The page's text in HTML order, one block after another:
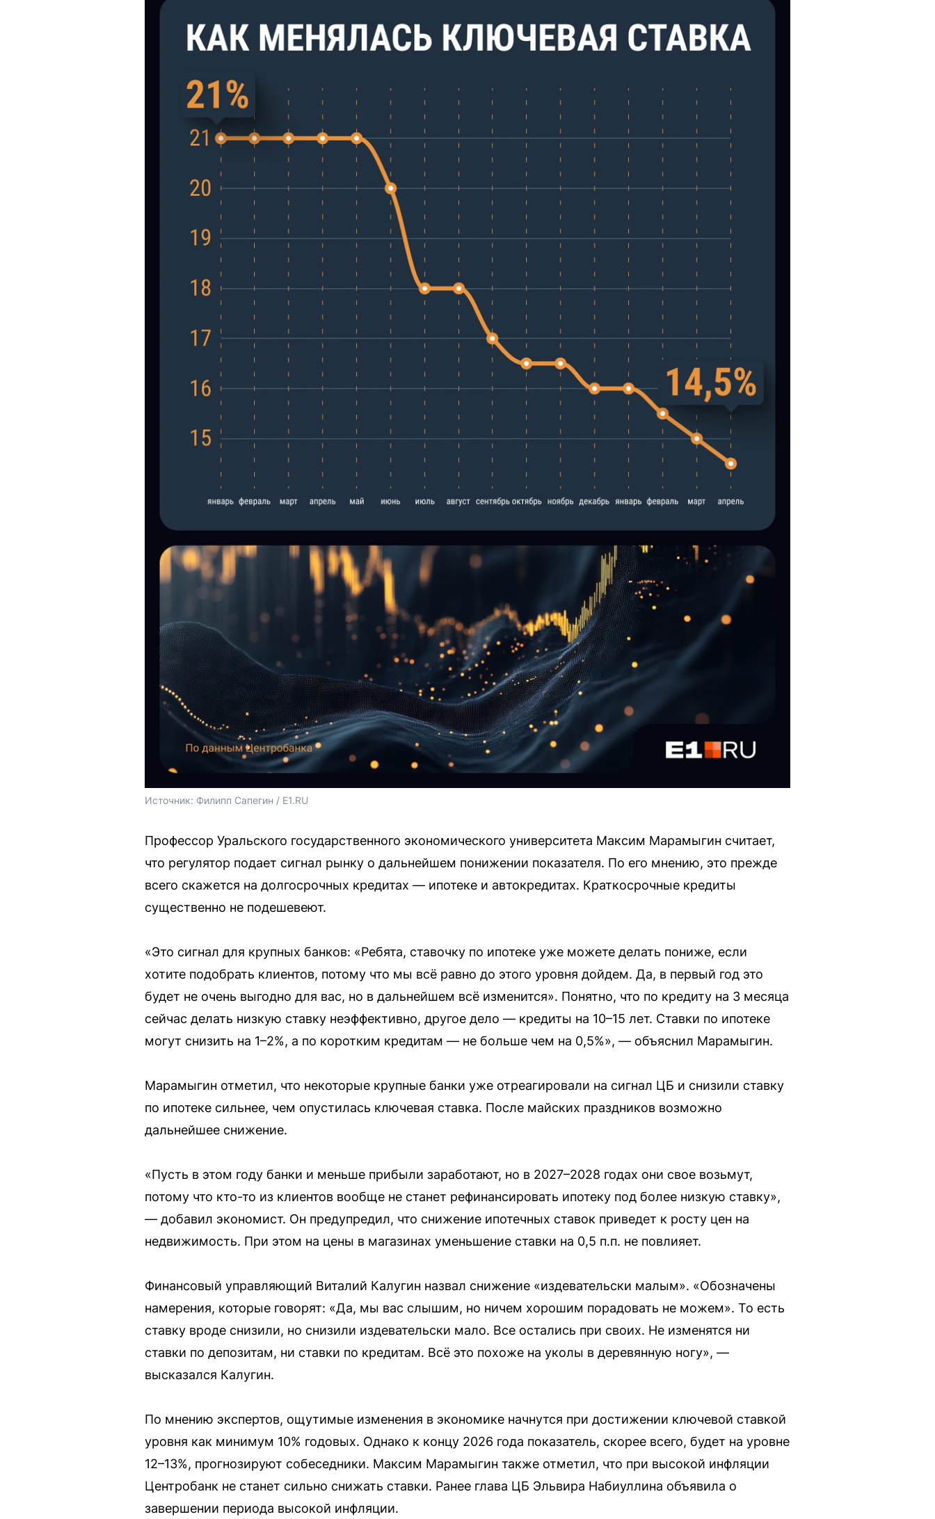
Источник: Филипп Сапегин / E1.RU
Профессор Уральского государственного экономического университета Максим Марамыгин считает,
что регулятор подает сигнал рынку о дальнейшем понижении показателя. По его мнению, это прежде
всего скажется на долгосрочных кредитах — ипотеке и автокредитах. Краткосрочные кредиты
существенно не подешевеют.
«Это сигнал для крупных банков: «Ребята, ставочку по ипотеке уже можете делать пониже, если
хотите подобрать клиентов, потому что мы всё равно до этого уровня дойдем. Да, в первый год это
будет не очень выгодно для вас, но в дальнейшем всё изменится». Понятно, что по кредиту на 3 месяца
сейчас делать низкую ставку неэффективно, другое дело — кредиты на 10–15 лет. Ставки по ипотеке
могут снизить на 1–2%, а по коротким кредитам — не больше чем на 0,5%», — объяснил Марамыгин.
Марамыгин отметил, что некоторые крупные банки уже отреагировали на сигнал ЦБ и снизили ставку
по ипотеке сильнее, чем опустилась ключевая ставка. После майских праздников возможно
дальнейшее снижение.
«Пусть в этом году банки и меньше прибыли заработают, но в 2027–2028 годах они свое возьмут,
потому что кто-то из клиентов вообще не станет рефинансировать ипотеку под более низкую ставку»,
— добавил экономист. Он предупредил, что снижение ипотечных ставок приведет к росту цен на
недвижимость. При этом на цены в магазинах уменьшение ставки на 0,5 п.п. не повлияет.
Финансовый управляющий Виталий Калугин назвал снижение «издевательски малым». «Обозначены
намерения, которые говорят: «Да, мы вас слышим, но ничем хорошим порадовать не можем». То есть
ставку вроде снизили, но снизили издевательски мало. Все остались при своих. Не изменятся ни
ставки по депозитам, ни ставки по кредитам. Всё это похоже на уколы в деревянную ногу», —
высказался Калугин.
По мнению экспертов, ощутимые изменения в экономике начнутся при достижении ключевой ставкой
уровня как минимум 10% годовых. Однако к концу 2026 года показатель, скорее всего, будет на уровне
12–13%, прогнозируют собеседники. Максим Марамыгин также отметил, что при высокой инфляции
Центробанк не станет сильно снижать ставки. Ранее глава ЦБ Эльвира Набиуллина объявила о
завершении периода высокой инфляции.